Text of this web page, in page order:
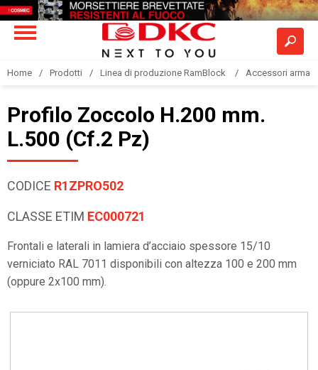
Home Prodotti Linea di produzione RamBlock Accessori armadi
Profilo Zoccolo H.200 mm.
L.500 (Cf.2 Pz)
CODICE R1ZPRO502
CLASSE ETIM EC000721
Frontali e laterali in lamiera d’acciaio spessore 15/10
verniciato RAL 7011 disponibili con altezza 100 e 200 mm
(oppure 2x100 mm).